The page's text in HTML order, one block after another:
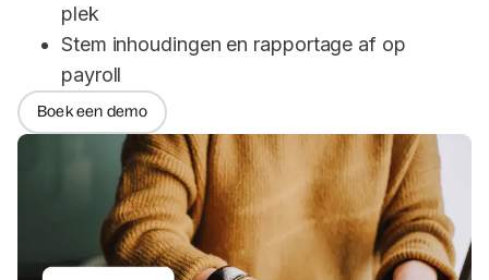
plek
Stem inhoudingen en rapportage af op
payroll
Boek een demo